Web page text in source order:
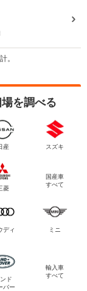
。
を調べる
産 スズキ
菱
国産車
すべて
ディ ミニ
ド
バー
輸入車
すべて